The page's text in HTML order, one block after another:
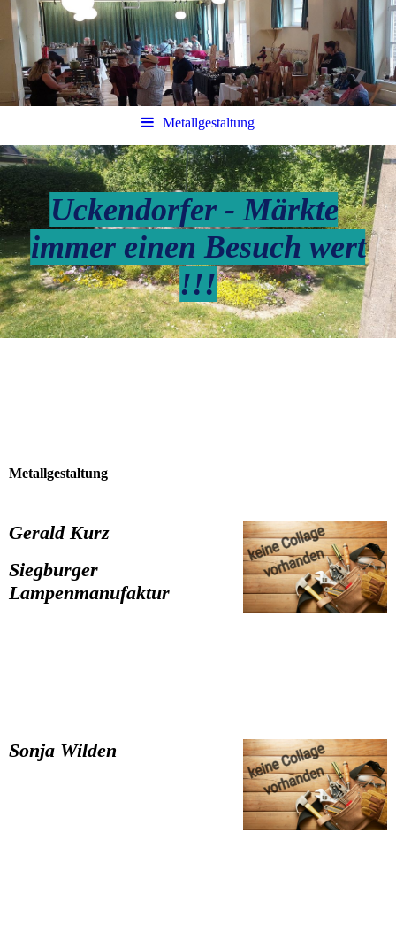
Metallgestaltung
Uckendorfer - Märkte
immer einen Besuch wert
!!!
Metallgestaltung
Gerald Kurz
Siegburger
Lampenmanufaktur
Sonja Wilden